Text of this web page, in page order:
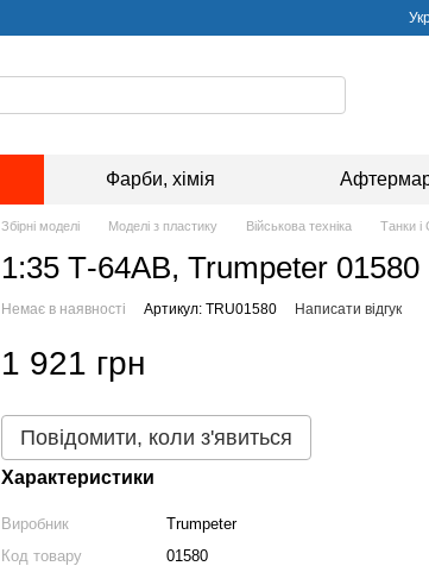
Фарби, хімія
Збірні моделі Моделі з пластику Військова техніка Танки і
1:35 Т-64АВ, Trumpeter 01580
Немає в наявності Артикул: TRU01580 Написати відгук
1 921 грн
Повідомити, коли з'явиться
Характеристики
Виробник
Trumpeter
Код товару
01580